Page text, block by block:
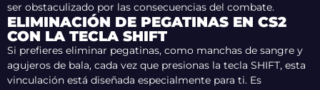
ser obstaculizado por las consecuencias del combate.
ELIMINACIÓN DE PEGATINAS EN CS2
CON LA TECLA SHIFT
Si prefieres eliminar pegatinas, como manchas de sangre y
agujeros de bala, cada vez que presionas la tecla SHIFT, esta
vinculación está diseñada especialmente para ti. Es